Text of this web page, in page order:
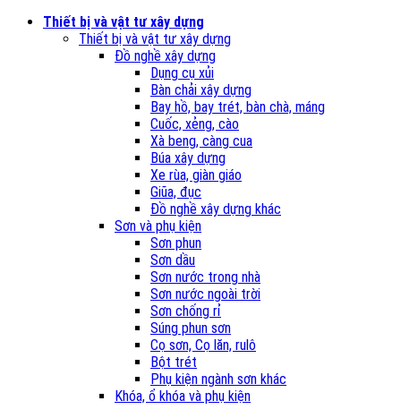
Thiết bị và vật tư xây dựng
Thiết bị và vật tư xây dựng
Đồ nghề xây dựng
Dụng cụ xủi
Bàn chải xây dựng
Bay hồ, bay trét, bàn chà, máng
Cuốc, xẻng, cào
Xà beng, càng cua
Búa xây dựng
Xe rùa, giàn giáo
Giũa, đục
Đồ nghề xây dựng khác
Sơn và phụ kiện
Sơn phun
Sơn dầu
Sơn nước trong nhà
Sơn nước ngoài trời
Sơn chống rỉ
Súng phun sơn
Cọ sơn, Cọ lăn, rulô
Bột trét
Phụ kiện ngành sơn khác
Khóa, ổ khóa và phụ kiện